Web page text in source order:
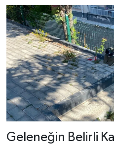
Geleneğin Belirli